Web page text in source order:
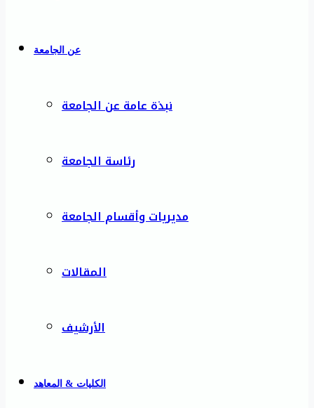
عن الجامعة
نبذة عامة عن الجامعة
رئاسة الجامعة
مديريات وأقسام الجامعة
المقالات
الأرشيف
الكليات & المعاهد